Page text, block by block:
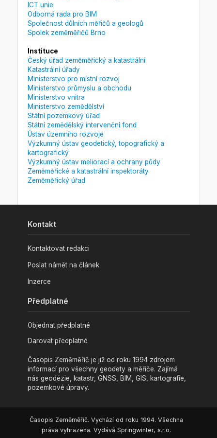
ICT unie
Odborná rada pro BIM
Společnost důlních měřičů a geologů
Spolek zeměměřičů Brno
Instituce
Český úřad zeměměřický a katastrální
Katastrální úřady
Ministerstvo pro místní rozvoj
Ministerstvo průmyslu a obchodu
Ministerstvo vnitra
Ministerstvo zemědělství
Státní pozemkový úřad
Státní zemědělský intervenční fond
Ústav územního rozvoje
Výzkumný ústav geodetický, topografický a
kartografický
Výzkumný ústav meliorací a ochrany půdy
Zeměměřické a katastrální inspektoráty
Zeměměřický úřad
Kontakt
Kontaktovat redakci
Poslat námět na článek
Inzerce
Předplatné
Objednat předplatné
Darovat předplatné
Časopis Zeměměřič je již od roku 1994 zdrojem
informací pro všechny geodety a měřiče. Zajímá
nás geodézie, katastr, GNSS, BIM, GIS, kartografie,
pozemkové úpravy.
Časopis Zeměměřič. Vychází od roku 1994. Všechna
práva vyhrazena. Vydává Springwinter, s.r.o.